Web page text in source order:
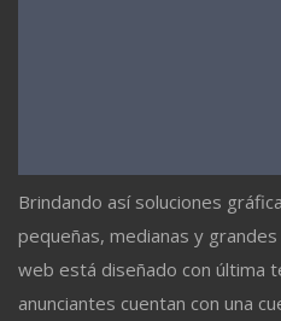
Brindando así soluciones
pequeñas, medianas y
web está diseñado con última
anunciantes cuentan con una